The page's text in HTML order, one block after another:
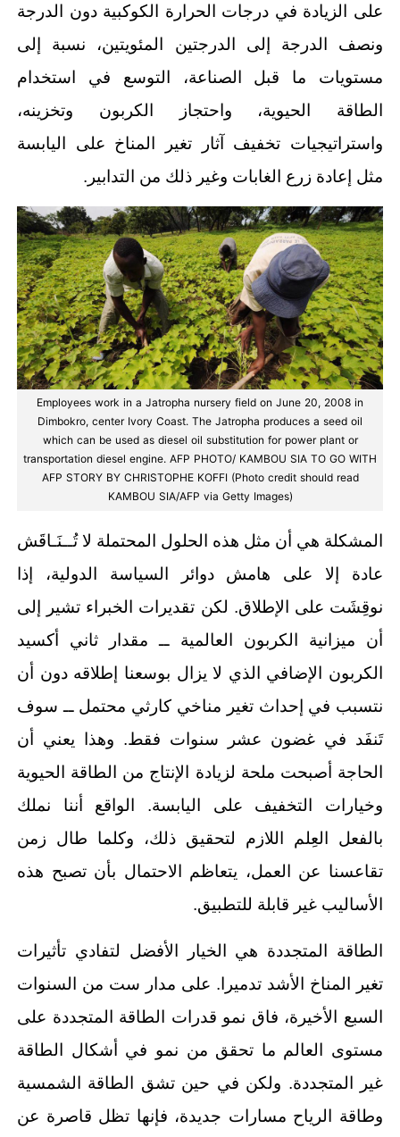
على الزيادة في درجات الحرارة الكوكبية دون الدرجة
ونصف الدرجة إلى الدرجتين المئويتين، نسبة إلى
مستويات ما قبل الصناعة، التوسع في استخدام
الطاقة الحيوية، واحتجاز الكربون وتخزينه،
واستراتيجيات تخفيف آثار تغير المناخ على اليابسة
مثل إعادة زرع الغابات وغير ذلك من التدابير.
Employees work in a Jatropha nursery field on June 20, 2008 in
Dimbokro, center Ivory Coast. The Jatropha produces a seed oil
which can be used as diesel oil substitution for power plant or
transportation diesel engine. AFP PHOTO/ KAMBOU SIA TO GO WITH
AFP STORY BY CHRISTOPHE KOFFI (Photo credit should read
KAMBOU SIA/AFP via Getty Images)
المشكلة هي أن مثل هذه الحلول المحتملة لا تُــنَـاقَش
عادة إلا على هامش دوائر السياسة الدولية، إذا
نوقِشَت على الإطلاق. لكن تقديرات الخبراء تشير إلى
أن ميزانية الكربون العالمية ــ مقدار ثاني أكسيد
الكربون الإضافي الذي لا يزال بوسعنا إطلاقه دون أن
نتسبب في إحداث تغير مناخي كارثي محتمل ــ سوف
تَنفَد في غضون عشر سنوات فقط. وهذا يعني أن
الحاجة أصبحت ملحة لزيادة الإنتاج من الطاقة الحيوية
وخيارات التخفيف على اليابسة. الواقع أننا نملك
بالفعل العِلم اللازم لتحقيق ذلك، وكلما طال زمن
تقاعسنا عن العمل، يتعاظم الاحتمال بأن تصبح هذه
الأساليب غير قابلة للتطبيق.
الطاقة المتجددة هي الخيار الأفضل لتفادي تأثيرات
تغير المناخ الأشد تدميرا. على مدار ست من السنوات
السبع الأخيرة، فاق نمو قدرات الطاقة المتجددة على
مستوى العالم ما تحقق من نمو في أشكال الطاقة
غير المتجددة. ولكن في حين تشق الطاقة الشمسية
وطاقة الرياح مسارات جديدة، فإنها تظل قاصرة عن